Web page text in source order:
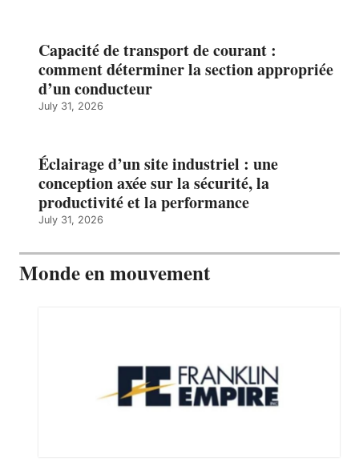
Capacité de transport de courant :
comment déterminer la section appropriée
d’un conducteur
July 31, 2026
Éclairage d’un site industriel : une
conception axée sur la sécurité, la
productivité et la performance
July 31, 2026
Monde en mouvement